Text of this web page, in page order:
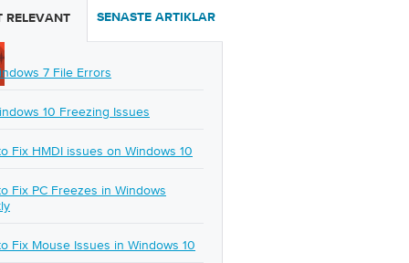
">RELEVANT SENASTE ARTIKLAR
7 File Errors
10 Freezing Issues
Fix HMDI issues on Windows 10
Fix PC Freezes in Windows
Fix Mouse Issues in Windows 10